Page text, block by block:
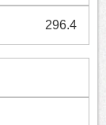
296.4